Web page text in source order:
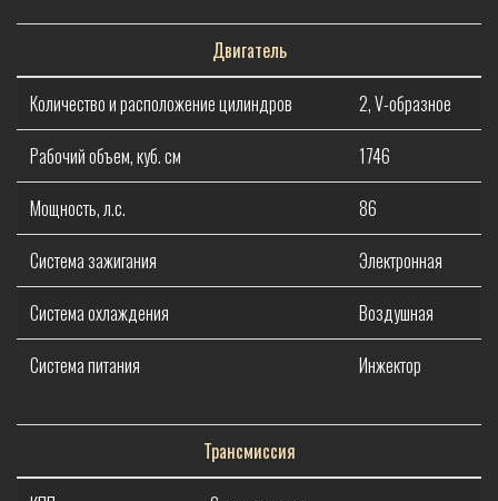
Двигатель
Количество и расположение цилиндров
2, V-образное
Рабочий объем, куб. см
1746
Мощность, л.с.
86
Система зажигания
Электронная
Система охлаждения
Воздушная
Система питания
Инжектор
Трансмиссия